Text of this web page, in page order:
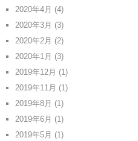
2020年4月 (4)
2020年3月 (3)
2020年2月 (2)
2020年1月 (3)
2019年12月 (1)
2019年11月 (1)
2019年8月 (1)
2019年6月 (1)
2019年5月 (1)